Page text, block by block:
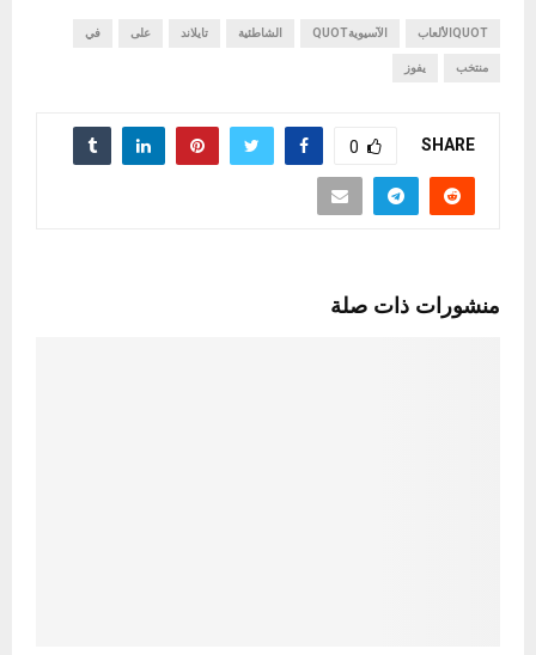
QUOTالألعاب الآسيويةQUOT الشاطئية تايلاند على في
منتخب يفوز
SHARE
0
منشورات ذات صلة